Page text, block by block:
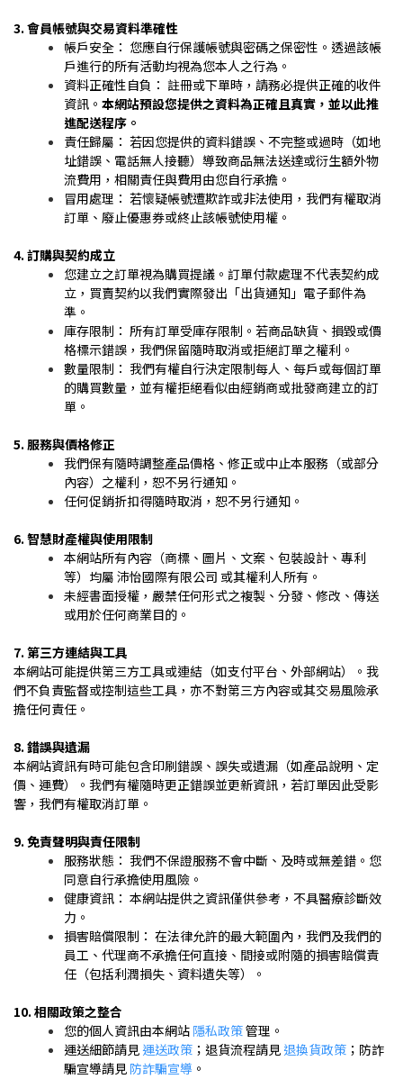
3. 會員帳號與交易資料準確性
帳戶安全： 您應自行保護帳號與密碼之保密性。透過該帳
戶進行的所有活動均視為您本人之行為。
資料正確性自負： 註冊或下單時，請務必提供正確的收件
資訊。 本網站預設您提供之資料為正確且真實，並以此推
進配送程序。
責任歸屬： 若因您提供的資料錯誤、不完整或過時（如地
址錯誤、電話無人接聽）導致商品無法送達或衍生額外物
流費用，相關責任與費用由您自行承擔。
冒用處理： 若懷疑帳號遭欺詐或非法使用，我們有權取消
訂單、廢止優惠券或終止該帳號使用權。
4. 訂購與契約成立
您建立之訂單視為購買提議。訂單付款處理不代表契約成
立，買賣契約以我們實際發出「出貨通知」電子郵件為
準。
庫存限制： 所有訂單受庫存限制。若商品缺貨、損毀或價
格標示錯誤，我們保留隨時取消或拒絕訂單之權利。
數量限制： 我們有權自行決定限制每人、每戶或每個訂單
的購買數量，並有權拒絕看似由經銷商或批發商建立的訂
單。
5. 服務與價格修正
我們保有隨時調整產品價格、修正或中止本服務（或部分
內容）之權利，恕不另行通知。
任何促銷折扣得隨時取消，恕不另行通知。
6. 智慧財產權與使用限制
本網站所有內容（商標、圖片、文案、包裝設計、專利
等）均屬 沛怡國際有限公司 或其權利人所有。
未經書面授權，嚴禁任何形式之複製、分發、修改、傳送
或用於任何商業目的。
7. 第三方連結與工具
本網站可能提供第三方工具或連結（如支付平台、外部網站）。我
們不負責監督或控制這些工具，亦不對第三方內容或其交易風險承
擔任何責任。
8. 錯誤與遺漏
本網站資訊有時可能包含印刷錯誤、誤失或遺漏（如產品說明、定
價、運費）。我們有權隨時更正錯誤並更新資訊，若訂單因此受影
響，我們有權取消訂單。
9. 免責聲明與責任限制
服務狀態： 我們不保證服務不會中斷、及時或無差錯。您
同意自行承擔使用風險。
健康資訊： 本網站提供之資訊僅供參考，不具醫療診斷效
力。
損害賠償限制： 在法律允許的最大範圍內，我們及我們的
員工、代理商不承擔任何直接、間接或附隨的損害賠償責
任（包括利潤損失、資料遺失等）。
10. 相關政策之整合
您的個人資訊由本網站 隱私政策管理。
運送細節請見運送政策 ；退貨流程請見 退換貨政策 ；防詐
騙宣導請見 防詐騙宣導 。